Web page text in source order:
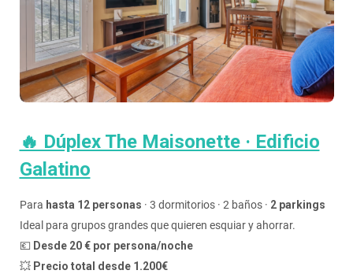
🔥 Dúplex The Maisonette · Edificio
Galatino
Para hasta 12 personas · 3 dormitorios · 2 baños · 2 parkings
Ideal para grupos grandes que quieren esquiar y ahorrar.
💶 Desde 20 € por persona/noche
💥 Precio total desde 1.200€